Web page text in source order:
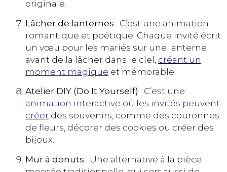
originale​​.
Lâcher de lanternes : C’est une animation
romantique et poétique. Chaque invité écrit
un vœu pour les mariés sur une lanterne
avant de la lâcher dans le ciel, créant un
moment magique et mémorable​​.
Atelier DIY (Do It Yourself) : C’est une
animation interactive où les invités peuvent
créer des souvenirs, comme des couronnes
de fleurs, décorer des cookies ou créer des
bijoux​​.
Mur à donuts : Une alternative à la pièce